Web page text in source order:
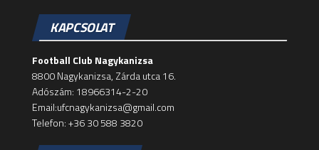
KAPCSOLAT
Football Club Nagykanizsa
8800 Nagykanizsa, Zárda utca 16.
Adószám: 18966314-2-20
Email:ufcnagykanizsa@gmail.com
Telefon: +36 30 588 3820